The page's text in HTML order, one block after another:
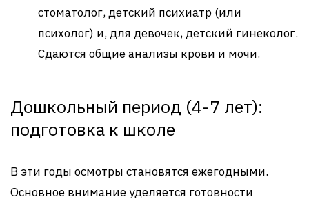
стоматолог, детский психиатр (или
психолог) и, для девочек, детский гинеколог.
Сдаются общие анализы крови и мочи.
Дошкольный период (4-7 лет):
подготовка к школе
В эти годы осмотры становятся ежегодными.
Основное внимание уделяется готовности